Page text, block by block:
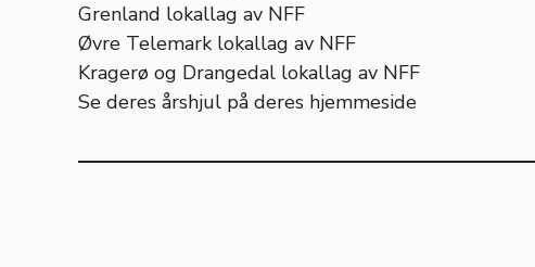
Grenland lokallag av NFF
Øvre Telemark lokallag av NFF
Kragerø og Drangedal lokallag av NFF
Se deres årshjul på deres hjemmeside